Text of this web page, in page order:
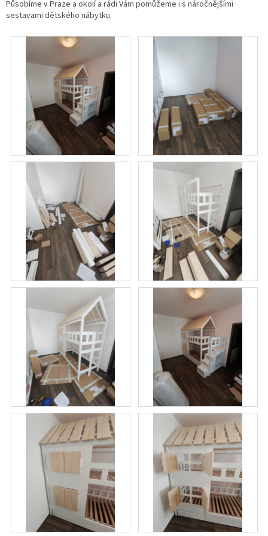
Působíme v Praze a okolí a rádi Vám pomůžeme i s náročnějšími
sestavami dětského nábytku.